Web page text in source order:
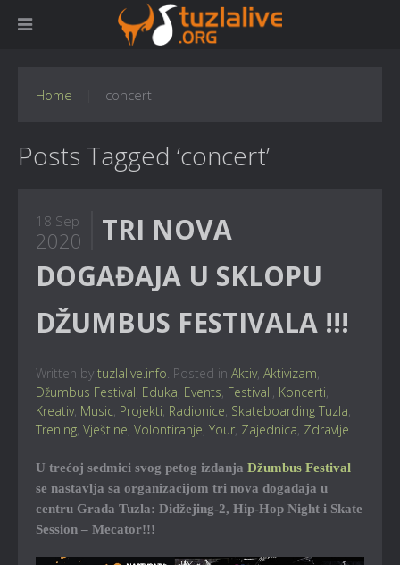
Home concert
Posts Tagged ‘concert’
18 Sep
2020
TRI NOVA
DOGAĐAJA U SKLOPU
DŽUMBUS FESTIVALA !!!
Written by tuzlalive.info. Posted in Aktiv, Aktivizam,
Džumbus Festival, Eduka, Events, Festivali, Koncerti,
Kreativ, Music, Projekti, Radionice, Skateboarding Tuzla,
Trening, Vještine, Volontiranje, Your, Zajednica, Zdravlje
U trećoj sedmici svog petog izdanja Džumbus Festival
se nastavlja sa organizacijom tri nova događaja u
centru Grada Tuzla: Didžejing-2, Hip-Hop Night i Skate
Session – Mecator!!!